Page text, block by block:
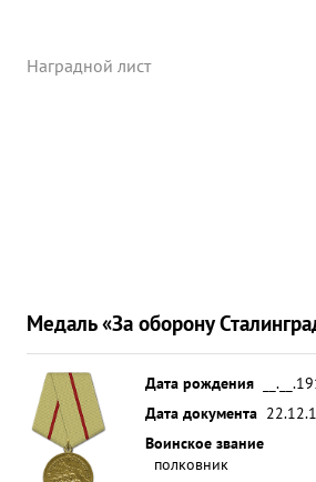
Наградной лист
Медаль «За оборону
Дата рождения
Дата документа
Воинское звание
полковник